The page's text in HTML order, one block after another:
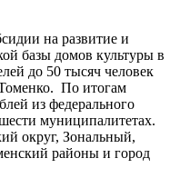
на развитие и
базы домов культуры в
до 50 тысяч человек
По итогам
из федерального
муниципалитетах.
округ, Зональный,
районы и город